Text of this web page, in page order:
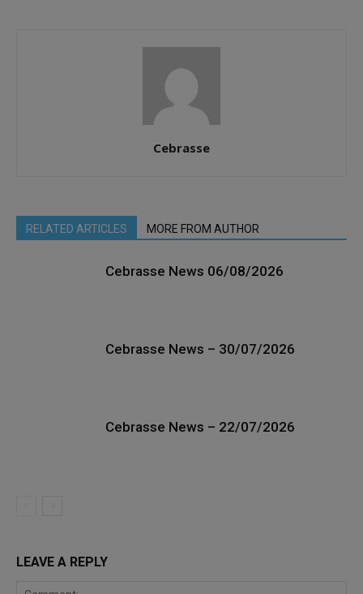
Cebrasse
RELATED ARTICLES MORE FROM AUTHOR
Cebrasse News 06/08/2026
Cebrasse News – 30/07/2026
Cebrasse News – 22/07/2026
LEAVE A REPLY